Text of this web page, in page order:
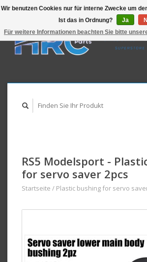
RS5 Modelsport -
for servo saver 2pcs
Startseite / Plastic bushing for servo
Wir benutzen Cookies nur für interne Zwecke um
Ist das in Ordnung?
Ja
Für weitere Informationen beachten Sie bitte